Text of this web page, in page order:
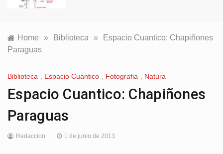
Home » Biblioteca »
Espacio Cuantico: Chapiñones
Paraguas
Biblioteca , Espacio Cuantico , Fotografia , Natura
Espacio Cuantico: Chapiñones
Paraguas
Redaccion 1 de junio de 2013